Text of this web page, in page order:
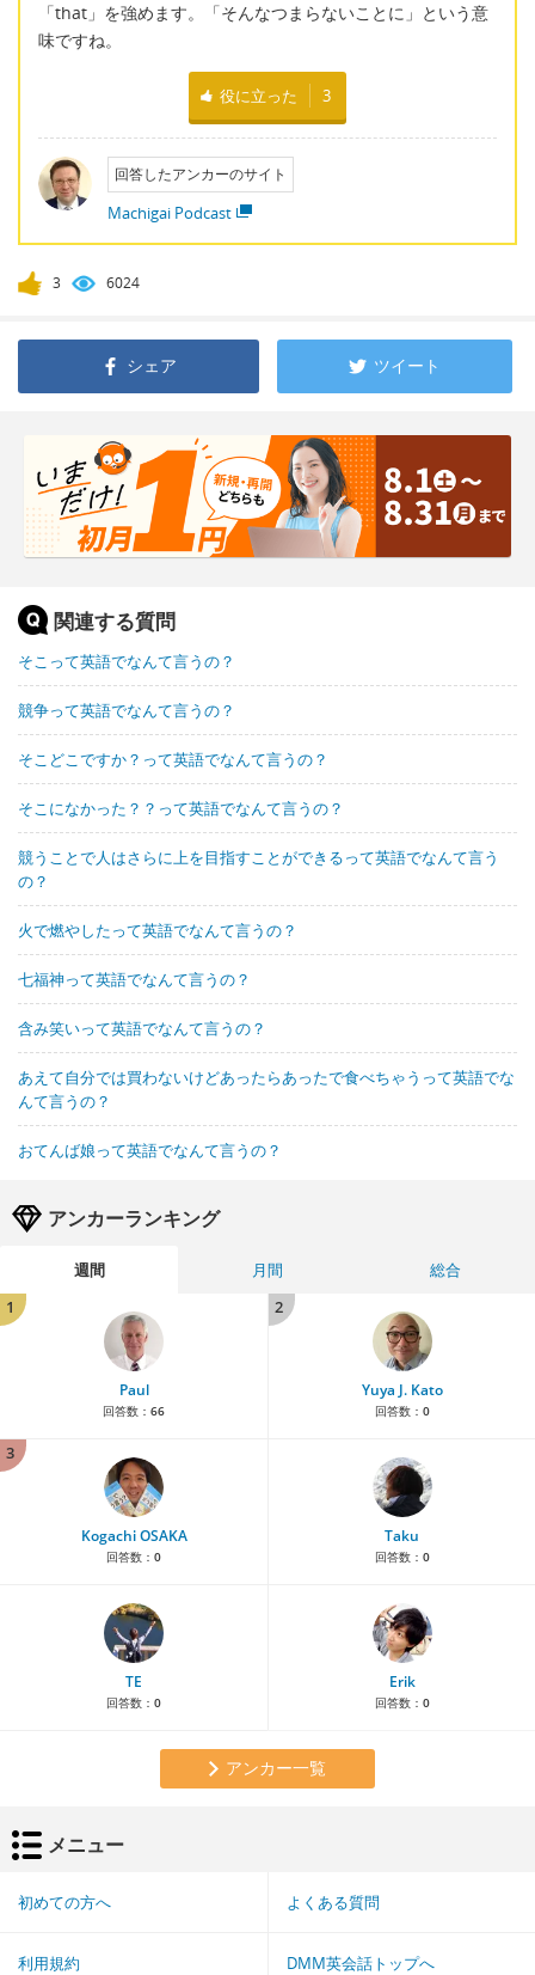
「that」を強めます。「そんなつまらないことに」という意
味ですね。
役に立った 3
回答したアンカーのサイト
Machigai Podcast
3 6024
シェア ツイート
関連する質問
そこって英語でなんて言うの？
競争って英語でなんて言うの？
そこどこですか？って英語でなんて言うの？
そこになかった？？って英語でなんて言うの？
競うことで人はさらに上を目指すことができるって英語でなんて言う
の？
火で燃やしたって英語でなんて言うの？
七福神って英語でなんて言うの？
含み笑いって英語でなんて言うの？
あえて自分では買わないけどあったらあったで食べちゃうって英語でな
んて言うの？
おてんば娘って英語でなんて言うの？
アンカーランキング
週間 月間
総合
1
Paul
回答数： 66
2
Yuya J. Kato
回答数： 0
3
Kogachi OSAKA
回答数： 0
Taku
回答数： 0
TE
回答数： 0
Erik
回答数： 0
アンカー一覧
メニュー
初めての方へ よくある質問
利用規約 DMM英会話トップへ